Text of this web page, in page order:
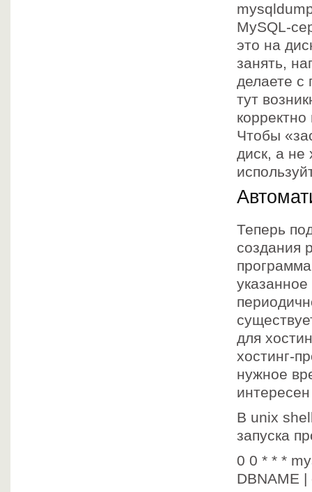
MySQL-
это на
занять,
делаете
тут
Чтобы
диск, а не
Теперь
создания
для
хостинг-
нужное
В unix
запуска
0 0 * * *
DBNAME